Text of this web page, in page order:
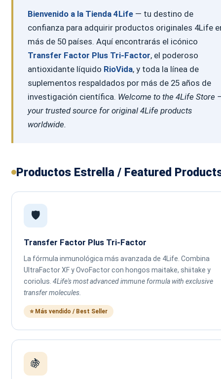
4Life Suiza – Schweiz
4Life Suiza – Suisse
4Life Switzerland
4Life United States
Varios
Search
Bienvenido a la Tienda 4Life— tu destino de
confianza para adquirir productos originales 4Life
más de 50 países. Aquí encontrarás el icónico
Transfer Factor Plus Tri-Factor, el poderoso
antioxidante líquido RioVida, y toda la línea de
suplementos respaldados por más de 25 años de
investigación científica. Welcome to the 4Life Store
your trusted source for original 4Life products
worldwide.
Productos Estrella / Featured
🛡️
Transfer Factor Plus Tri-Factor
La fórmula inmunológica más avanzada de 4Life. Combina
UltraFactor XF y OvoFactor con hongos maitake, shiitake y
coriolus. 4Life's most advanced immune formula with exclusive
transfer molecules.
⭐ Más vendido / Best Seller
🍇